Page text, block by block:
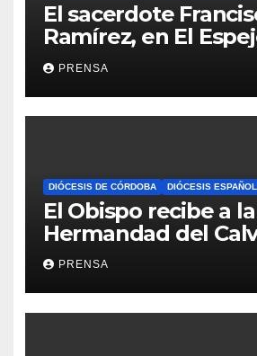
El sacerdote
Ramírez, en El
Iglesia
PRENSA
DIÓCESIS DE CÓRDOBA DIÓCESIS
El Obispo recibe a la
Hermandad del
PRENSA